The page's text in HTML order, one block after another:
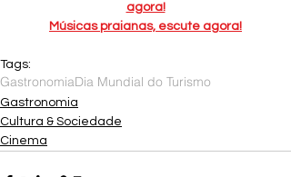
agora!
Músicas praianas, escute agora!
Tags:
GastronomiaDia Mundial do Turismo
Gastronomia
Cultura & Sociedade
Cinema